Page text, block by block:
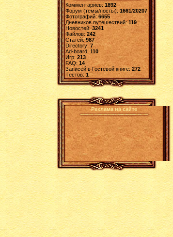
Комментариев: 1892
Форум (темы/посты):1661/20207
Фотографий:6655
Дневников путешествий:119
Новостей:3241
Файлов: 242
Статей:987
Directory: 7
Ad-board:110
Игр: 213
FAQ:14
Записей в Гостевой книге:272
Tестов: 1
Реклама на сайте